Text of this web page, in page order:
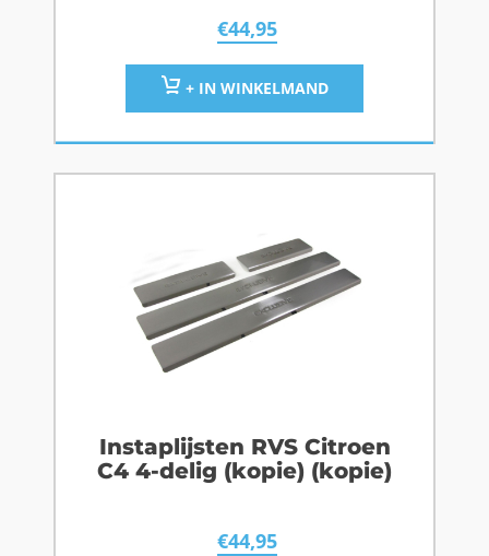
€44,95
+ IN WINKELMAND
Instaplijsten RVS Citroen
C4 4-delig (kopie) (kopie)
€44,95